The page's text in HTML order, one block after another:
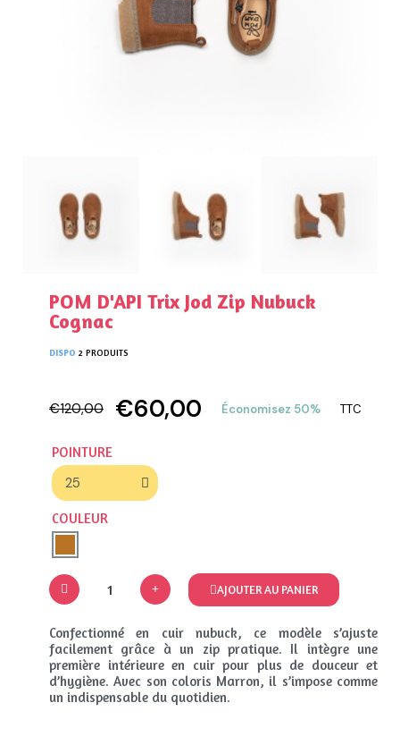
POM D'API Trix Jod Zip Nubuck
Cognac
DISPO 2 PRODUITS
€120,00 €60,00 Économisez 50% TTC
POINTURE
COULEUR
AJOUTER AU PANIER
Confectionné en cuir nubuck, ce modèle s’ajuste
facilement grâce à un zip pratique. Il intègre une
première intérieure en cuir pour plus de douceur et
d’hygiène. Avec son coloris Marron, il s’impose comme
un indispensable du quotidien.